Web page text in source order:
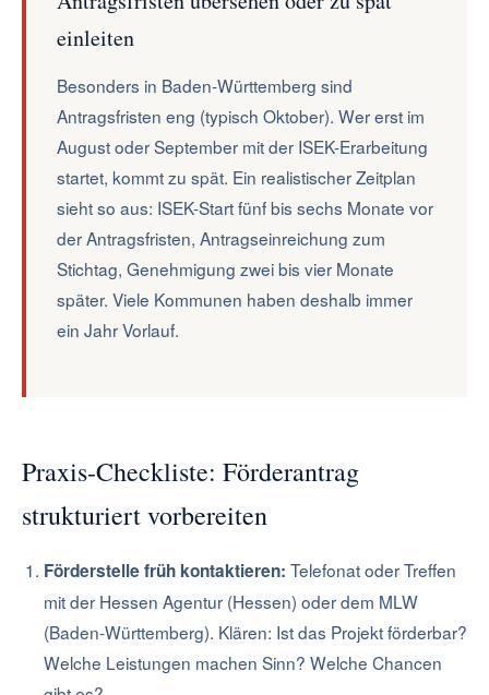
einleiten
Besonders in Baden-Württemberg sind
Antragsfristen eng (typisch Oktober). Wer erst im
August oder September mit der ISEK-Erarbeitung
startet, kommt zu spät. Ein realistischer Zeitplan
sieht so aus: ISEK-Start fünf bis sechs Monate vor
der Antragsfristen, Antragseinreichung zum
Stichtag, Genehmigung zwei bis vier Monate
später. Viele Kommunen haben deshalb immer
ein Jahr Vorlauf.
Praxis-Checkliste: Förderantrag
strukturiert vorbereiten
Förderstelle früh kontaktieren: Telefonat oder Treffen
mit der Hessen Agentur (Hessen) oder dem MLW
(Baden-Württemberg). Klären: Ist das Projekt förderbar?
Welche Leistungen machen Sinn? Welche Chancen